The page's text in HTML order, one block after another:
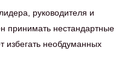
руководителя и
принимать нестандартные
избегать необдуманных